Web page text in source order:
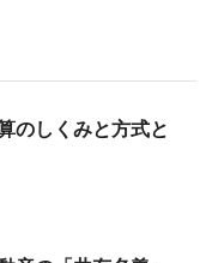
のしくみと方式と